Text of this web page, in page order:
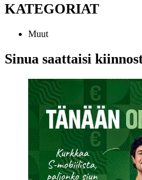
KATEGORIAT
Muut
Sinua saattaisi